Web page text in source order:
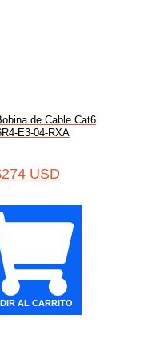
de Cable Cat6
E3-04-RXA
274 USD
AL CARRITO